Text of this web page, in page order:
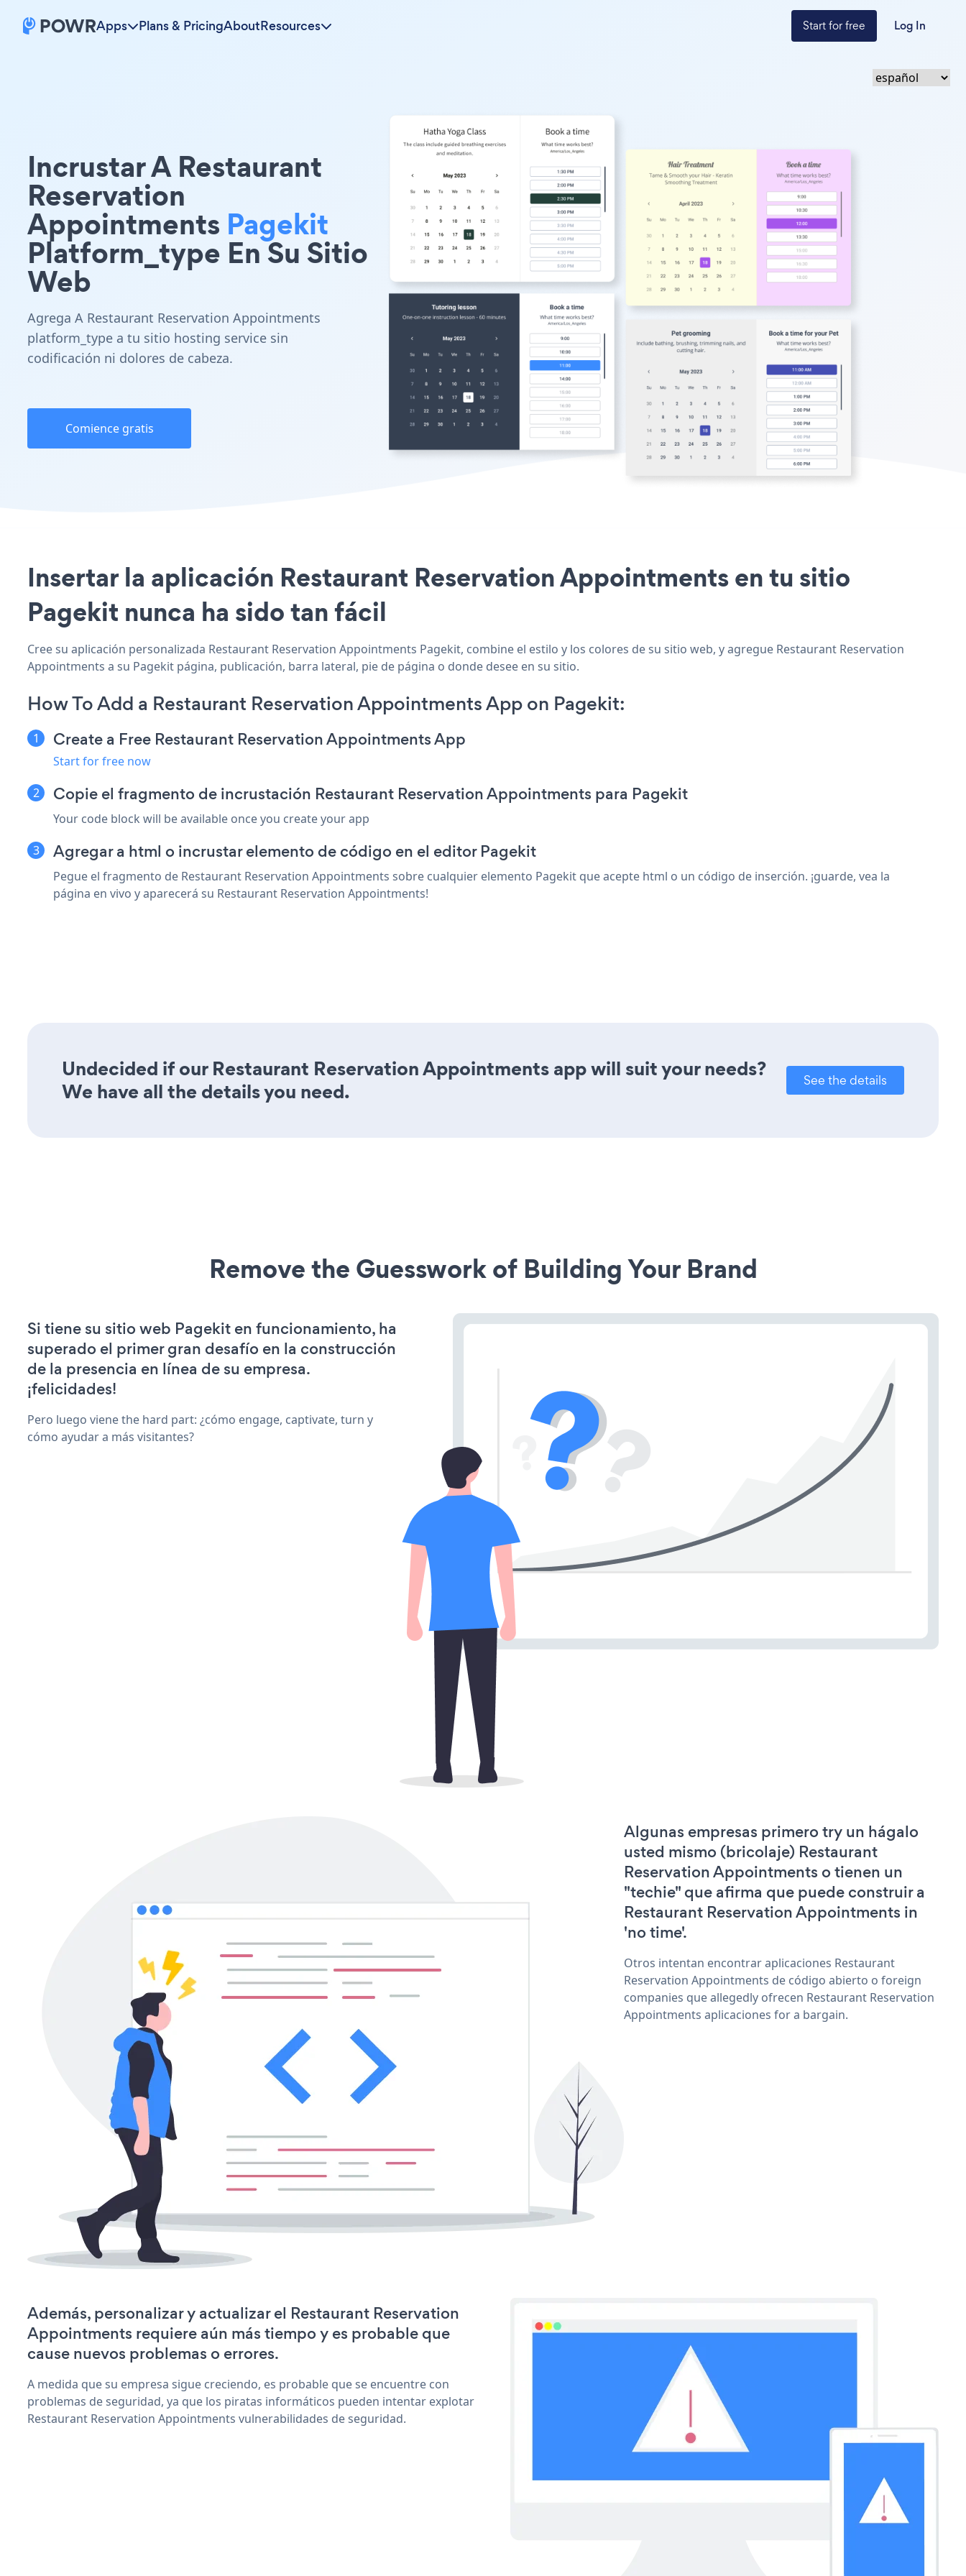
Apps Plans & PricingAboutResources Start for free Log In
Incrustar A Restaurant
Reservation
Appointments Pagekit
Platform_type En Su Sitio
Web
Agrega A Restaurant Reservation Appointments
platform_type a tu sitio hosting service sin
codificación ni dolores de cabeza.
Comience gratis
Insertar la aplicación Restaurant Reservation Appointments en tu sitio
Pagekit nunca ha sido tan fácil
Cree su aplicación personalizada Restaurant Reservation Appointments Pagekit, combine el estilo y los colores de su sitio web, y agregue Restaurant Reservation
Appointments a su Pagekit página, publicación, barra lateral, pie de página o donde desee en su sitio.
How To Add a Restaurant Reservation Appointments App on Pagekit:
Create a Free Restaurant Reservation Appointments App
Start for free now
Copie el fragmento de incrustación Restaurant Reservation Appointments para Pagekit
Your code block will be available once you create your app
Agregar a html o incrustar elemento de código en el editor Pagekit
Pegue el fragmento de Restaurant Reservation Appointments sobre cualquier elemento Pagekit que acepte html o un código de inserción. ¡guarde, vea la
página en vivo y aparecerá su Restaurant Reservation Appointments!
Undecided if our Restaurant Reservation Appointments app will suit your needs?
We have all the details you need.
See the details
Remove the Guesswork of Building Your Brand
Si tiene su sitio web Pagekit en funcionamiento, ha
superado el primer gran desafío en la construcción
de la presencia en línea de su empresa.
¡felicidades!
Pero luego viene the hard part: ¿cómo engage, captivate, turn y
cómo ayudar a más visitantes?
Algunas empresas primero try un hágalo
usted mismo (bricolaje) Restaurant
Reservation Appointments o tienen un
"techie" que afirma que puede construir a
Restaurant Reservation Appointments in
'no time'.
Otros intentan encontrar aplicaciones Restaurant
Reservation Appointments de código abierto o foreign
companies que allegedly ofrecen Restaurant Reservation
Appointments aplicaciones for a bargain.
Además, personalizar y actualizar el Restaurant Reservation
Appointments requiere aún más tiempo y es probable que
cause nuevos problemas o errores.
A medida que su empresa sigue creciendo, es probable que se encuentre con
problemas de seguridad, ya que los piratas informáticos pueden intentar explotar
Restaurant Reservation Appointments vulnerabilidades de seguridad.